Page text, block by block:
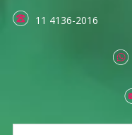
11 4136-2016